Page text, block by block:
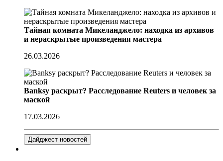
Тайная комната Микеланджело: находка из архивов
и нераскрытые произведения мастера
26.03.2026
Banksy раскрыт? Расследование Reuters и человек за
маской
17.03.2026
Дайджест новостей